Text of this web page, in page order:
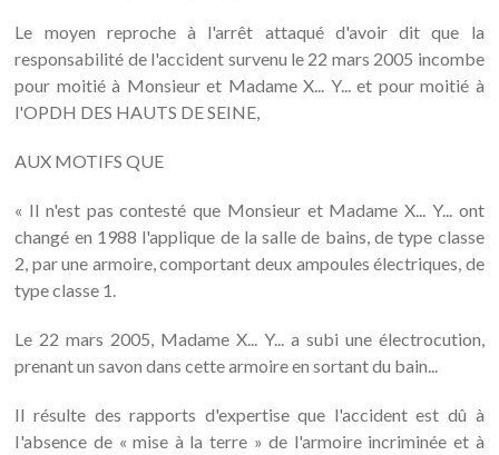
Le moyen reproche à l'arrêt attaqué d'avoir dit que la
responsabilité de l'accident survenu le 22 mars 2005 incombe
pour moitié à Monsieur et Madame X... Y... et pour moitié à
l'OPDH DES HAUTS DE SEINE,
AUX MOTIFS QUE
« Il n'est pas contesté que Monsieur et Madame X... Y... ont
changé en 1988 l'applique de la salle de bains, de type classe
2, par une armoire, comportant deux ampoules électriques, de
type classe 1.
Le 22 mars 2005, Madame X... Y... a subi une électrocution,
prenant un savon dans cette armoire en sortant du bain...
Il résulte des rapports d'expertise que l'accident est dû à
I'absence de « mise à la terre » de l'armoire incriminée et à